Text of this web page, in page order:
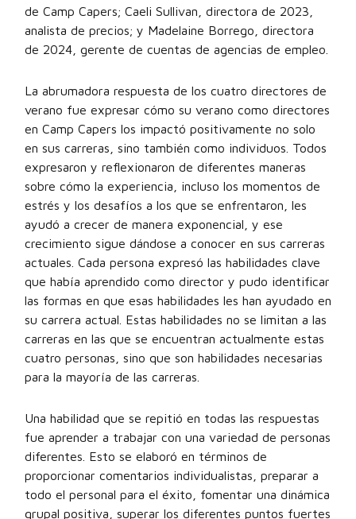
de Camp Capers; Caeli Sullivan, directora de 2023,
analista de precios; y Madelaine Borrego, directora
de 2024, gerente de cuentas de agencias de empleo.
La abrumadora respuesta de los cuatro directores de
verano fue expresar cómo su verano como directores
en Camp Capers los impactó positivamente no solo
en sus carreras, sino también como individuos. Todos
expresaron y reflexionaron de diferentes maneras
sobre cómo la experiencia, incluso los momentos de
estrés y los desafíos a los que se enfrentaron, les
ayudó a crecer de manera exponencial, y ese
crecimiento sigue dándose a conocer en sus carreras
actuales. Cada persona expresó las habilidades clave
que había aprendido como director y pudo identificar
las formas en que esas habilidades les han ayudado en
su carrera actual. Estas habilidades no se limitan a las
carreras en las que se encuentran actualmente estas
cuatro personas, sino que son habilidades necesarias
para la mayoría de las carreras.
Una habilidad que se repitió en todas las respuestas
fue aprender a trabajar con una variedad de personas
diferentes. Esto se elaboró en términos de
proporcionar comentarios individualistas, preparar a
todo el personal para el éxito, fomentar una dinámica
grupal positiva, superar los diferentes puntos fuertes